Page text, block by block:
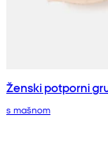
Ženski potporni
s mašnom